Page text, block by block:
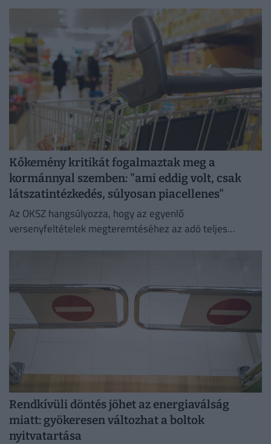
zökkenőmentes kiszolgálását.
Kőkemény kritikát fogalmaztak meg a
kormánnyal szemben: "ami eddig volt, csak
látszatintézkedés, súlyosan piacellenes"
Az OKSZ hangsúlyozza, hogy az egyenlő
versenyfeltételek megteremtéséhez az adó teljes
Rendkívüli döntés jöhet az energiaválság
miatt: gyökeresen változhat a boltok
nyitvatartása